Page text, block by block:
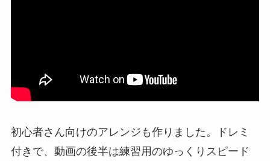
初心者さん向けのアレンジも作りました。ドレミ
付きで、動画の後半は練習用のゆっくりスピード